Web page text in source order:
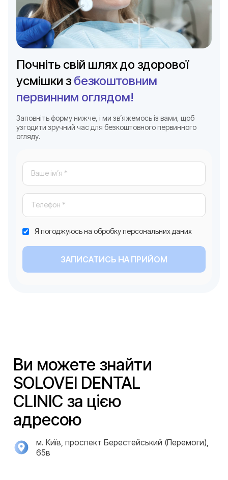
Почніть свій шлях до здорової
усмішки з безкоштовним
первинним оглядом!
Заповніть форму нижче, і ми зв’яжемось із вами, щоб
узгодити зручний час для безкоштовного первинного
огляду.
Я погоджуюсь на обробку персональних даних
ЗАПИСАТИСЬ НА ПРИЙОМ
Ви можете знайти
SOLOVEI DENTAL
CLINIC за цією
адресою
м. Київ, проспект Берестейський (Перемоги),
65в